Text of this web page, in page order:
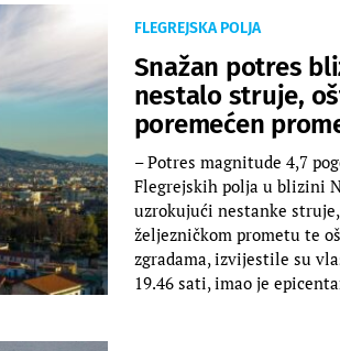
FLEGREJSKA POLJA
Snažan potres
nestalo struje,
poremećen
– Potres magnitude 4,7
Flegrejskih polja u blizini
uzrokujući nestanke
željezničkom prometu te
zgradama, izvijestile su
19.46 sati, imao je